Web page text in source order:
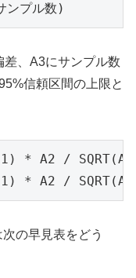
プル数)
、A3にサンプル数
信頼区間の上限と
1) * A2 /
* A2 /
の早見表をどう